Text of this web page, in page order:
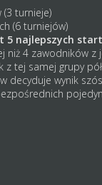
(3 turnieje)
(6 turniejów)
5 najlepszych
niż 4 zawodników
tej samej grupy
decyduje wynik